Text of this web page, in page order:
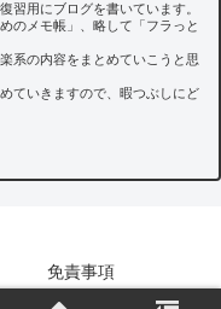
習用にブログを書いています。
のメモ帳」、略して「フラっと
系の内容をまとめていこうと思
ていきますので、暇つぶしにど
免責事項